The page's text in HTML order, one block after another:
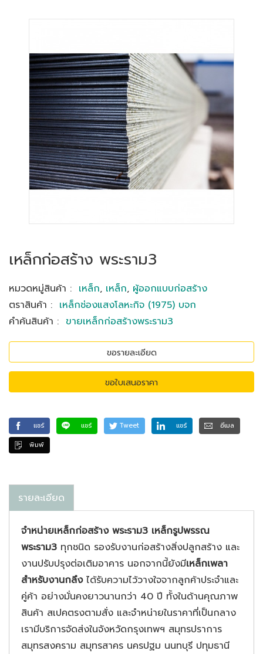
เหล็กก่อสร้าง พระราม3
หมวดหมู่สินค้า : เหล็ก, เหล็ก, ผู้ออกแบบก่อสร้าง
ตราสินค้า : เหล็กช่องแสงโลหะกิจ (1975) บจก
คำค้นสินค้า : ขายเหล็กก่อสร้างพระราม3
ขอรายละเอียด
ขอใบเสนอราคา
แชร์ แชร์ Tweet แชร์
อีเมล
พิมพ์
รายละเอียด
จำหน่ายเหล็กก่อสร้าง พระราม3 เหล็กรูปพรรณ
พระราม3 ทุกชนิด รองรับงานก่อสร้างสิ่งปลูกสร้าง และ
งานปรับปรุงต่อเติมอาคาร นอกจากนี้ยังมีเหล็กเพลา
สำหรับงานกลึงได้รับความไว้วางใจจากลูกค้าประจำและ
คู่ค้า อย่างมั่นคงยาวนานกว่า 40 ปี ทั้งในด้านคุณภาพ
สินค้า สเปคตรงตามสั่ง และจำหน่ายในราคาที่เป็นกลาง
เรามีบริการจัดส่งในจังหวัดกรุงเทพฯ สมุทรปราการ
สมุทรสงคราม สมุทรสาคร นครปฐม นนทบุรี ปทุมธานี